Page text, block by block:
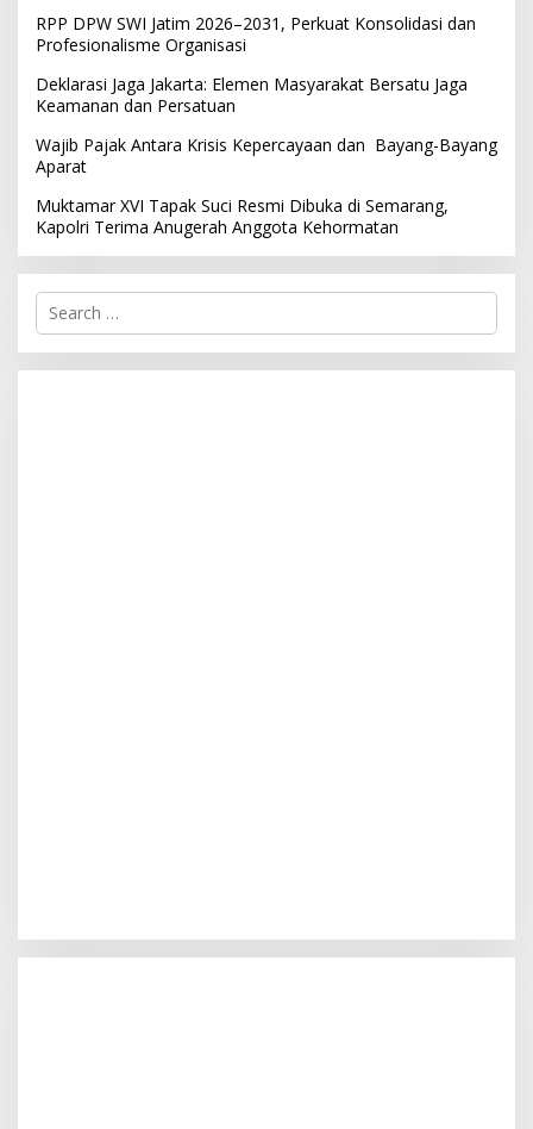
RPP DPW SWI Jatim 2026–2031, Perkuat Konsolidasi dan
Profesionalisme Organisasi
Deklarasi Jaga Jakarta: Elemen Masyarakat Bersatu Jaga
Keamanan dan Persatuan
Wajib Pajak Antara Krisis Kepercayaan dan Bayang-Bayang
Aparat
Muktamar XVI Tapak Suci Resmi Dibuka di Semarang,
Kapolri Terima Anugerah Anggota Kehormatan
S
r